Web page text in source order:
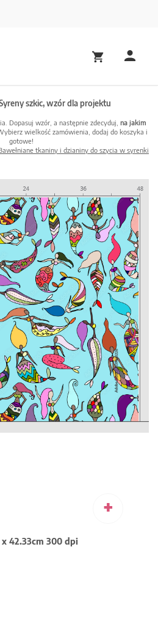
szkic, wzór dla projektu
Dopasuj wzór, a następnie zdecyduj, na jakim
wielkość zamówienia, dodaj do koszyka i
gotowe!
tkaniny i dzianiny do szycia w syrenki
+
x 42.33cm 300 dpi